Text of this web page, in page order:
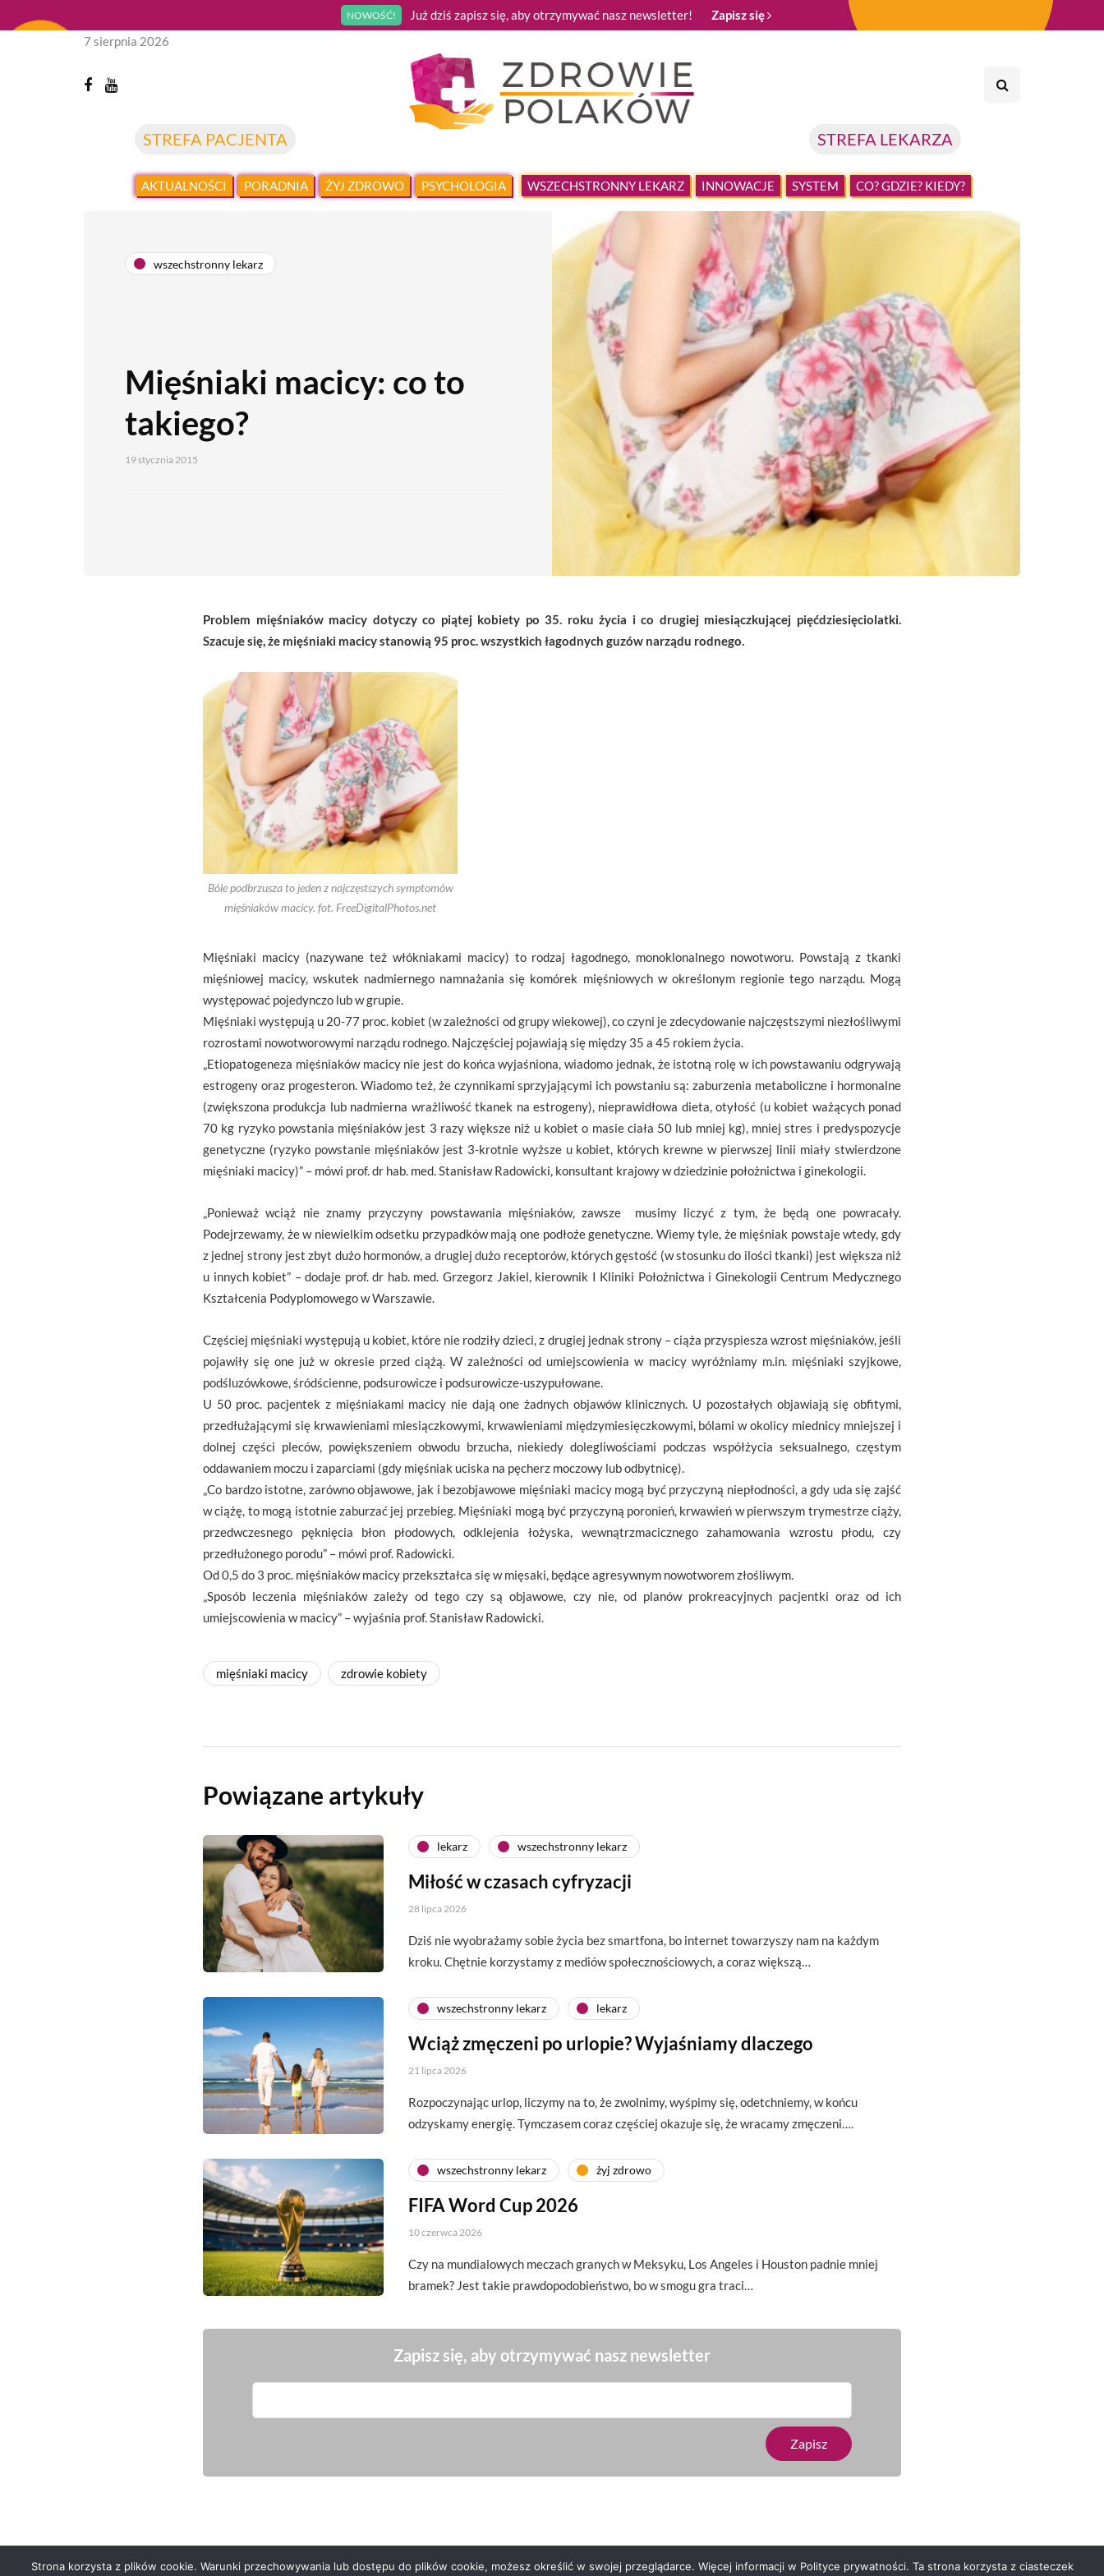
NOWOŚĆ! Już dziś zapisz się, aby otrzymywać nasz newsletter! Zapisz się
STREFA PACJENTA STREFA LEKARZA
7 sierpnia 2026
AKTUALNOŚCI PORADNIA ŻYJ ZDROWO PSYCHOLOGIA WSZECHSTRONNY LEKARZ INNOWACJE SYSTEM CO? GDZIE? KIEDY?
wszechstronny lekarz
Mięśniaki macicy: co to
takiego?
19 stycznia 2015
Problem mięśniaków macicy dotyczy co piątej kobiety po 35. roku życia i co drugiej miesiączkującej pięćdziesięciolatki.
Szacuje się, że mięśniaki macicy stanowią 95 proc. wszystkich łagodnych guzów narządu rodnego.
Bóle podbrzusza to jeden z najczęstszych symptomów
mięśniaków macicy. fot. FreeDigitalPhotos.net
Mięśniaki macicy (nazywane też włókniakami macicy) to rodzaj łagodnego, monoklonalnego nowotworu. Powstają z tkanki
mięśniowej macicy, wskutek nadmiernego namnażania się komórek mięśniowych w określonym regionie tego narządu. Mogą
występować pojedynczo lub w grupie.
Mięśniaki występują u 20-77 proc. kobiet (w zależności od grupy wiekowej), co czyni je zdecydowanie najczęstszymi niezłośliwymi
rozrostami nowotworowymi narządu rodnego. Najczęściej pojawiają się między 35 a 45 rokiem życia.
„Etiopatogeneza mięśniaków macicy nie jest do końca wyjaśniona, wiadomo jednak, że istotną rolę w ich powstawaniu odgrywają
estrogeny oraz progesteron. Wiadomo też, że czynnikami sprzyjającymi ich powstaniu są: zaburzenia metaboliczne i hormonalne
(zwiększona produkcja lub nadmierna wrażliwość tkanek na estrogeny), nieprawidłowa dieta, otyłość (u kobiet ważących ponad
70 kg ryzyko powstania mięśniaków jest 3 razy większe niż u kobiet o masie ciała 50 lub mniej kg), mniej stres i predyspozycje
genetyczne (ryzyko powstanie mięśniaków jest 3-krotnie wyższe u kobiet, których krewne w pierwszej linii miały stwierdzone
mięśniaki macicy)” – mówi prof. dr hab. med. Stanisław Radowicki, konsultant krajowy w dziedzinie położnictwa i ginekologii.
„Ponieważ wciąż nie znamy przyczyny powstawania mięśniaków, zawsze musimy liczyć z tym, że będą one powracały.
Podejrzewamy, że w niewielkim odsetku przypadków mają one podłoże genetyczne. Wiemy tyle, że mięśniak powstaje wtedy, gdy
z jednej strony jest zbyt dużo hormonów, a drugiej dużo receptorów, których gęstość (w stosunku do ilości tkanki) jest większa niż
u innych kobiet” – dodaje prof. dr hab. med. Grzegorz Jakiel, kierownik I Kliniki Położnictwa i Ginekologii Centrum Medycznego
Kształcenia Podyplomowego w Warszawie.
Częściej mięśniaki występują u kobiet, które nie rodziły dzieci, z drugiej jednak strony – ciąża przyspiesza wzrost mięśniaków, jeśli
pojawiły się one już w okresie przed ciążą. W zależności od umiejscowienia w macicy wyróżniamy m.in. mięśniaki szyjkowe,
podśluzówkowe, śródścienne, podsurowicze i podsurowicze-uszypułowane.
U 50 proc. pacjentek z mięśniakami macicy nie dają one żadnych objawów klinicznych. U pozostałych objawiają się obfitymi,
przedłużającymi się krwawieniami miesiączkowymi, krwawieniami międzymiesięczkowymi, bólami w okolicy miednicy mniejszej i
dolnej części pleców, powiększeniem obwodu brzucha, niekiedy dolegliwościami podczas współżycia seksualnego, częstym
oddawaniem moczu i zaparciami (gdy mięśniak uciska na pęcherz moczowy lub odbytnicę).
„Co bardzo istotne, zarówno objawowe, jak i bezobjawowe mięśniaki macicy mogą być przyczyną niepłodności, a gdy uda się zajść
w ciążę, to mogą istotnie zaburzać jej przebieg. Mięśniaki mogą być przyczyną poronień, krwawień w pierwszym trymestrze ciąży,
przedwczesnego pęknięcia błon płodowych, odklejenia łożyska, wewnątrzmacicznego zahamowania wzrostu płodu, czy
przedłużonego porodu” – mówi prof. Radowicki.
Od 0,5 do 3 proc. mięśniaków macicy przekształca się w mięsaki, będące agresywnym nowotworem złośliwym.
„Sposób leczenia mięśniaków zależy od tego czy są objawowe, czy nie, od planów prokreacyjnych pacjentki oraz od ich
umiejscowienia w macicy” – wyjaśnia prof. Stanisław Radowicki.
mięśniaki macicy zdrowie kobiety
Powiązane artykuły
lekarz wszechstronny lekarz
Miłość w czasach cyfryzacji
28 lipca 2026
Dziś nie wyobrażamy sobie życia bez smartfona, bo internet towarzyszy nam na każdym
kroku. Chętnie korzystamy z mediów społecznościowych, a coraz większą…
wszechstronny lekarz lekarz
Wciąż zmęczeni po urlopie? Wyjaśniamy dlaczego
21 lipca 2026
Rozpoczynając urlop, liczymy na to, że zwolnimy, wyśpimy się, odetchniemy, w końcu
odzyskamy energię. Tymczasem coraz częściej okazuje się, że wracamy zmęczeni….
wszechstronny lekarz żyj zdrowo
FIFA Word Cup 2026
10 czerwca 2026
Czy na mundialowych meczach granych w Meksyku, Los Angeles i Houston padnie mniej
bramek? Jest takie prawdopodobieństwo, bo w smogu gra traci…
Zapisz się, aby otrzymywać nasz newsletter
Strona korzysta z plików cookie. Warunki przechowywania lub dostępu do plików cookie, możesz określić w swojej przeglądarce. Więcej informacji w Polityce prywatności. Ta strona korzysta z ciasteczek